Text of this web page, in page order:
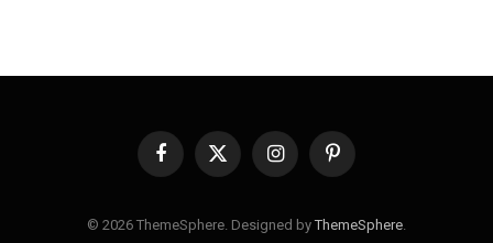
Facebook
X
InstagramPinterest
© 2026 ThemeSphere. Designed byThemeSphere.